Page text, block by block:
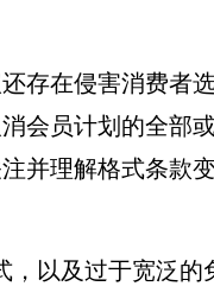
在侵害消费者
会员计划的全部
并理解格式条款
及过于宽泛的